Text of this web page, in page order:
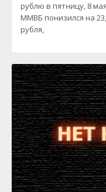
рублю в пятницу, 8
ММВБ понизился на
рубля,